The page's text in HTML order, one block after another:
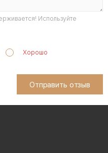
Используйте
Хорошо
Отправить отзыв